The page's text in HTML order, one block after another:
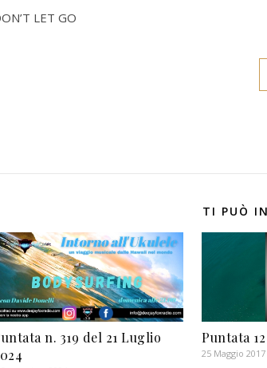
LET GO
TI PUÒ
n. 319 del 21 Luglio
Puntata
25 Maggio 2017